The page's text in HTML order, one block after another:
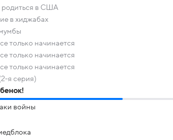
родиться в США
в хиджабах
только начинается
только начинается
только начинается
я серия)
войны